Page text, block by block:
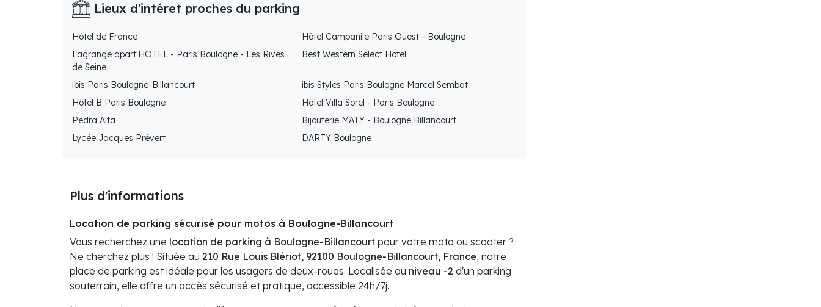
Lieux d'intéret proches du parking
Hôtel de France
Hôtel Campanile Paris Ouest - Boulogne
Lagrange apart'HOTEL - Paris Boulogne - Les Rives
de Seine
Best Western Select Hotel
ibis Paris Boulogne-Billancourt
ibis Styles Paris Boulogne Marcel Sembat
Hôtel B Paris Boulogne
Hôtel Villa Sorel - Paris Boulogne
Pedra Alta
Bijouterie MATY - Boulogne Billancourt
Lycée Jacques Prévert
DARTY Boulogne
Plus d'informations
Location de parking sécurisé pour motos à Boulogne-Billancourt
Vous recherchez une location de parking à Boulogne-Billancourt pour votre moto ou scooter ?
Ne cherchez plus ! Située au 210 Rue Louis Blériot, 92100 Boulogne-Billancourt, France, notre
place de parking est idéale pour les usagers de deux-roues. Localisée au niveau -2 d'un parking
souterrain, elle offre un accès sécurisé et pratique, accessible 24h/7j.